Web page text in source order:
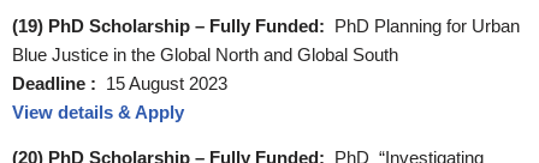
(19) PhD Scholarship – Fully Funded: PhD Planning for Urban
Blue Justice in the Global North and Global South
Deadline : 15 August 2023
View details & Apply
(20) PhD Scholarship – Fully Funded: PhD “Investigating